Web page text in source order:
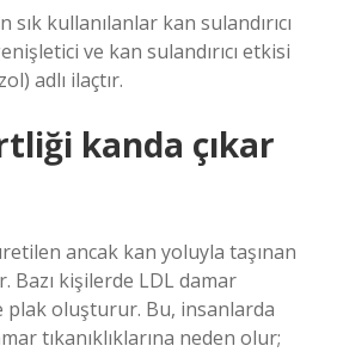
kullanılanlar kan sulandırıcı
ve kan sulandırıcı etkisi
adlı ilaçtır.
kanda çıkar
ancak kan yoluyla taşınan
kişilerde LDL damar
plak oluşturur. Bu, insanlarda
tıkanıklıklarına neden olur;